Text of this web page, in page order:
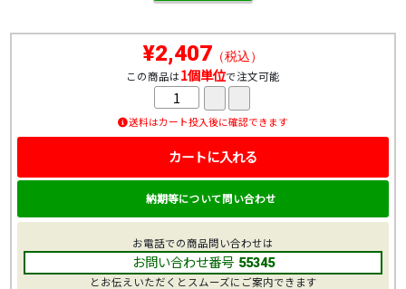
¥2,407 （税込）
この商品は1個単位で注文可能
送料はカート投入後に確認できます
カートに入れる
納期等について問い合わせ
お電話での商品問い合わせは
お問い合わせ番号 55345
とお伝えいただくとスムーズにご案内できます